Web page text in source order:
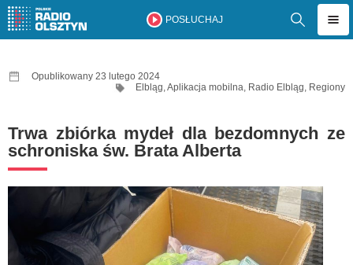
POSŁUCHAJ
Opublikowany 23 lutego 2024
Elbląg,Aplikacja mobilna, Radio Elbląg, Regiony
Trwa zbiórka mydeł dla bezdomnych ze
schroniska św. Brata Alberta